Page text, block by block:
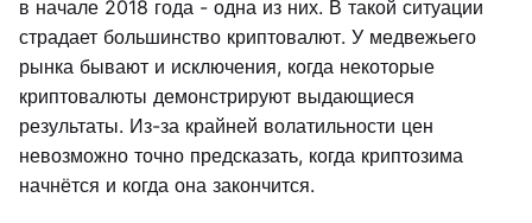
в начале 2018 года - одна из них. В такой ситуации
страдает большинство криптовалют. У медвежьего
рынка бывают и исключения, когда некоторые
криптовалюты демонстрируют выдающиеся
результаты. Из-за крайней волатильности цен
невозможно точно предсказать, когда криптозима
начнётся и когда она закончится.